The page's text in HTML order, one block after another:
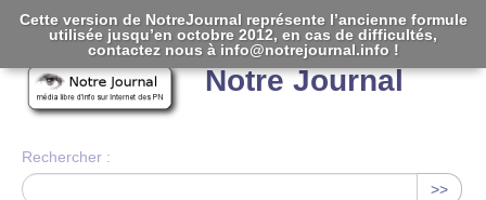
Notre Journal
Rechercher :
>>
Cette version de NotreJournal représente l’ancienne formule
utilisée jusqu’en octobre 2012, en cas de difficultés,
contactez nous à info@notrejournal.info !